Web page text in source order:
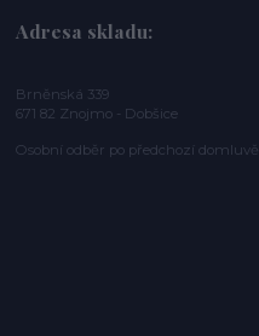
Adresa skladu:
Brněnská 339
671 82 Znojmo - Dobšice
Osobní odběr po předchozí domluvě.